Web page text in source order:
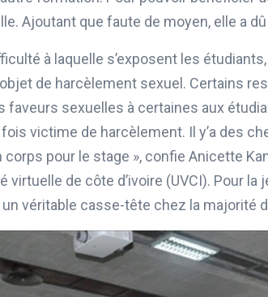
Ajoutant que faute de moyen, elle a
à laquelle s’exposent les
de harcèlement sexuel. Certains
faveurs sexuelles à certaines aux
victime de harcèlement. Il y’a des
corps pour le stage », confie Anicette
virtuelle de côte d’ivoire (UVCI). Pour
véritable casse-tête chez la majorité